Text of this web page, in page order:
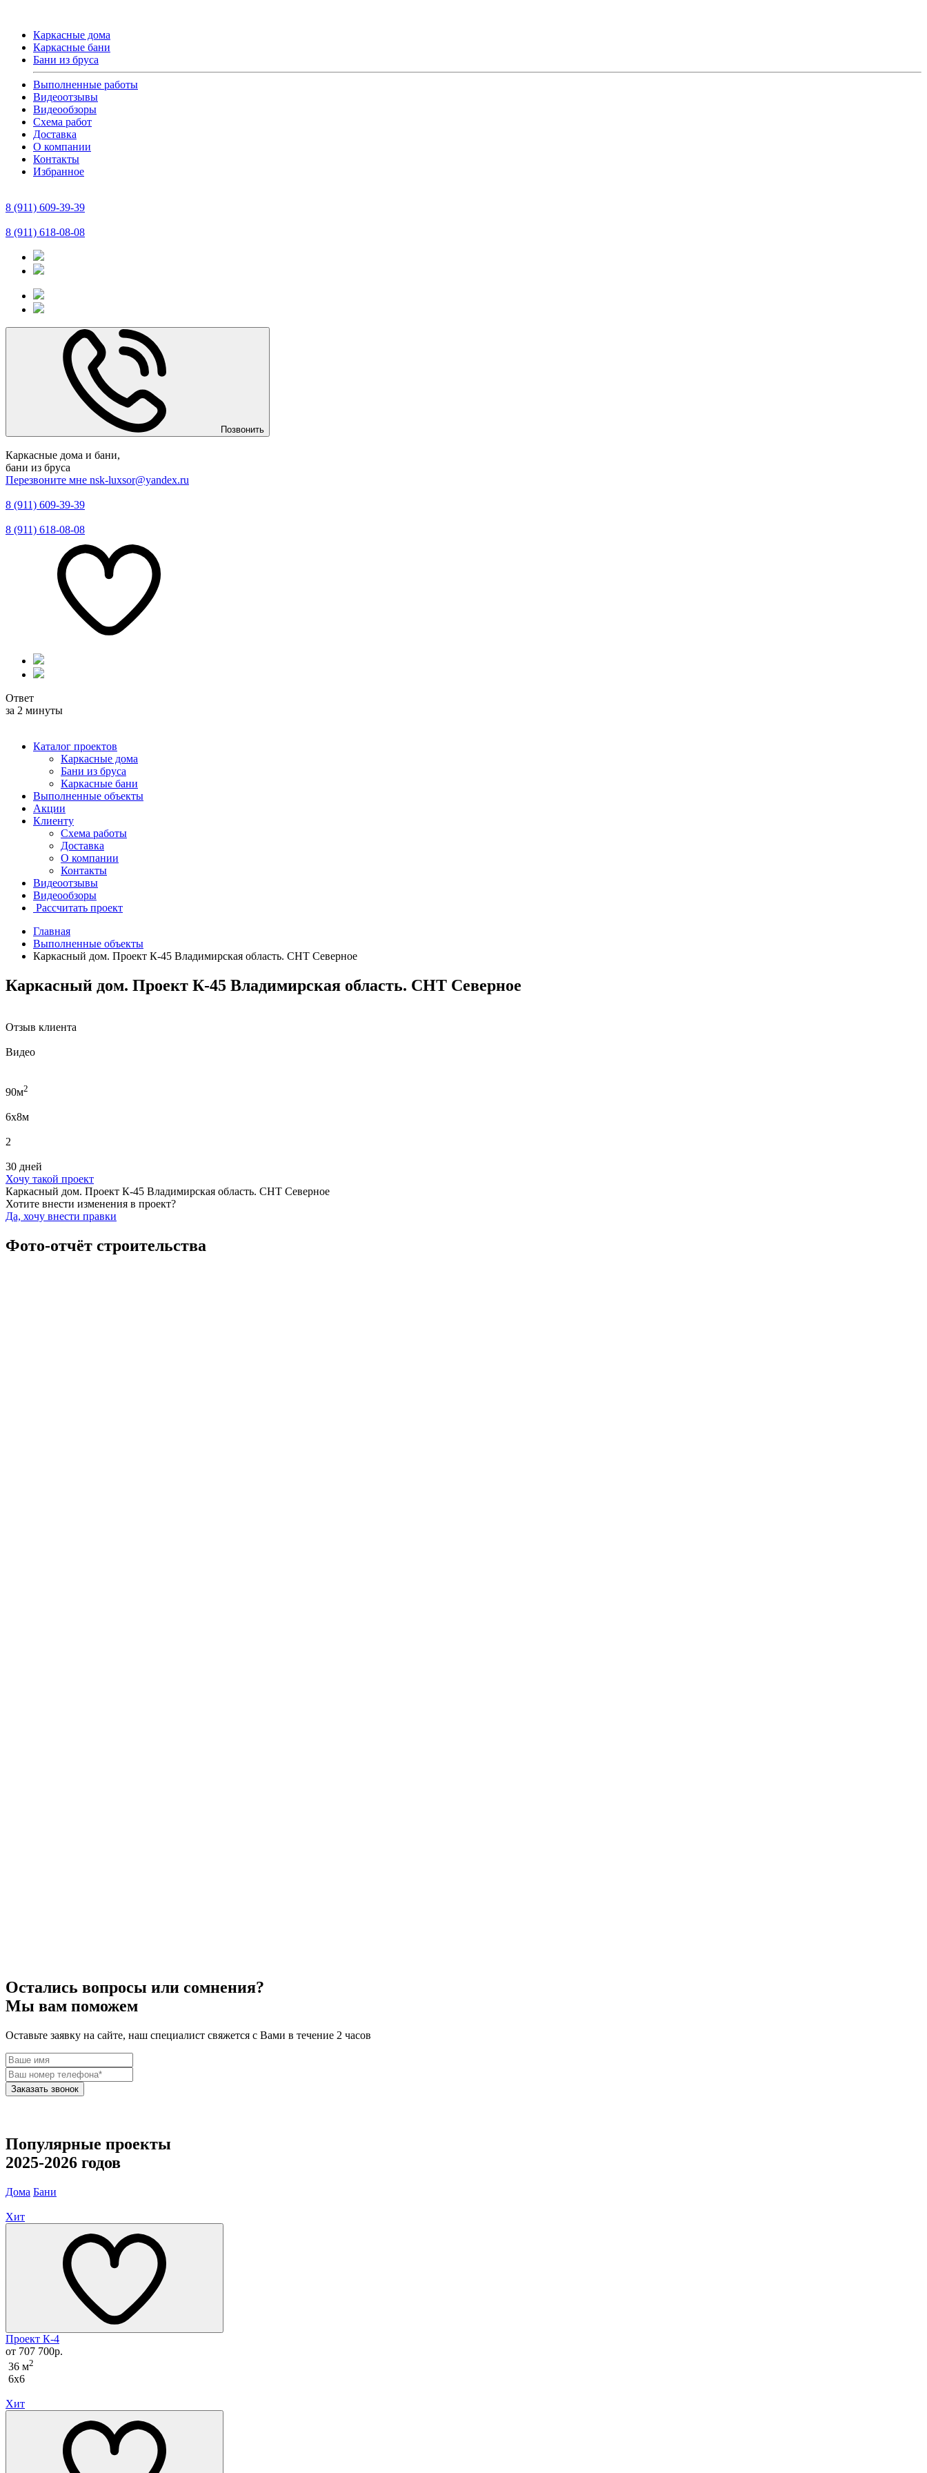
Каркасные дома
Каркасные бани
Бани из бруса
Выполненные работы
Видеоотзывы
Видеообзоры
Схема работ
Доставка
О компании
Контакты
Избранное
8 (911) 609-39-39
8 (911) 618-08-08
Позвонить
Каркасные дома и бани,
бани из бруса
Перезвоните мне nsk-luxsor@yandex.ru
8 (911) 609-39-39
8 (911) 618-08-08
Ответ
за 2 минуты
Каталог проектов
Каркасные дома
Бани из бруса
Каркасные бани
Выполненные объекты
Акции
Клиенту
Схема работы
Доставка
О компании
Контакты
Видеоотзывы
Видеообзоры
Рассчитать проект
Главная
Выполненные объекты
Каркасный дом. Проект К-45 Владимирская область. СНТ Северное
Каркасный дом. Проект К-45 Владимирская область. СНТ Северное
Отзыв клиента
Видео
90м2
6x8м
2
30 дней
Хочу такой проект
Каркасный дом. Проект К-45 Владимирская область. СНТ Северное
Хотите внести изменения в проект?
Да, хочу внести правки
Фото-отчёт строительства
Остались вопросы или сомнения?
Мы вам поможем
Оставьте заявку на сайте, наш специалист свяжется с Вами в течение 2 часов
Заказать звонок
Популярные проекты
2025-2026 годов
Дома Бани
Хит
Проект К-4
от 707 700р.
36 м2
6x6
Хит